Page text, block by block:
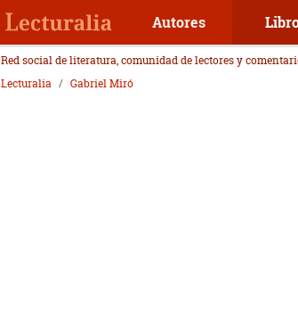
Autores
Red social de literatura, comunidad de lectores y
Lecturalia
Gabriel Miró